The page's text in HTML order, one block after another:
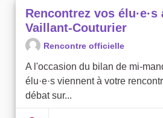
Rencontrez vos élu·e·s
Vaillant-Couturier
Rencontre officielle
A l'occasion du bilan de mi-
élu·e·s viennent à votre
débat sur...